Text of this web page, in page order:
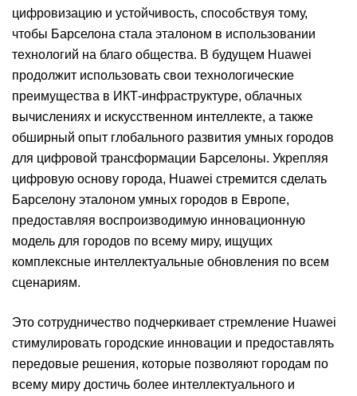
цифровизацию и устойчивость, способствуя тому,
чтобы Барселона стала эталоном в использовании
технологий на благо общества. В будущем Huawei
продолжит использовать свои технологические
преимущества в ИКТ-инфраструктуре, облачных
вычислениях и искусственном интеллекте, а также
обширный опыт глобального развития умных городов
для цифровой трансформации Барселоны. Укрепляя
цифровую основу города, Huawei стремится сделать
Барселону эталоном умных городов в Европе,
предоставляя воспроизводимую инновационную
модель для городов по всему миру, ищущих
комплексные интеллектуальные обновления по всем
сценариям.
Это сотрудничество подчеркивает стремление Huawei
стимулировать городские инновации и предоставлять
передовые решения, которые позволяют городам по
всему миру достичь более интеллектуального и